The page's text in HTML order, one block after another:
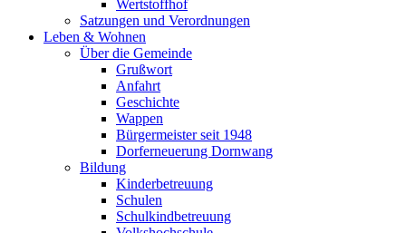
Wertstoffhof
Satzungen und Verordnungen
Leben & Wohnen
Über die Gemeinde
Grußwort
Anfahrt
Geschichte
Wappen
Bürgermeister seit 1948
Dorferneuerung Dornwang
Bildung
Kinderbetreuung
Schulen
Schulkindbetreuung